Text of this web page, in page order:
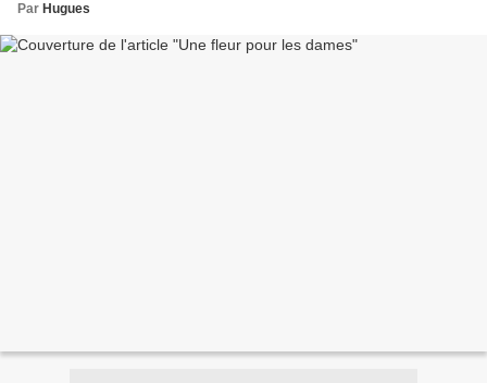
Par Hugues